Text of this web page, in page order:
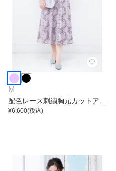
M
配色レース刺繍胸元カットアウ
トワンピース
¥6,600(税込)